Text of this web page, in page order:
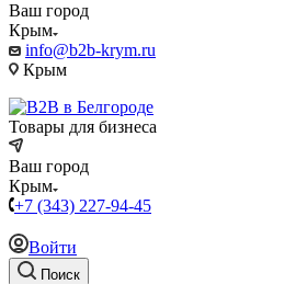
Ваш город
Крым
info@b2b-krym.ru
Крым
Товары для бизнеса
Ваш город
Крым
+7 (343) 227-94-45
Войти
Поиск